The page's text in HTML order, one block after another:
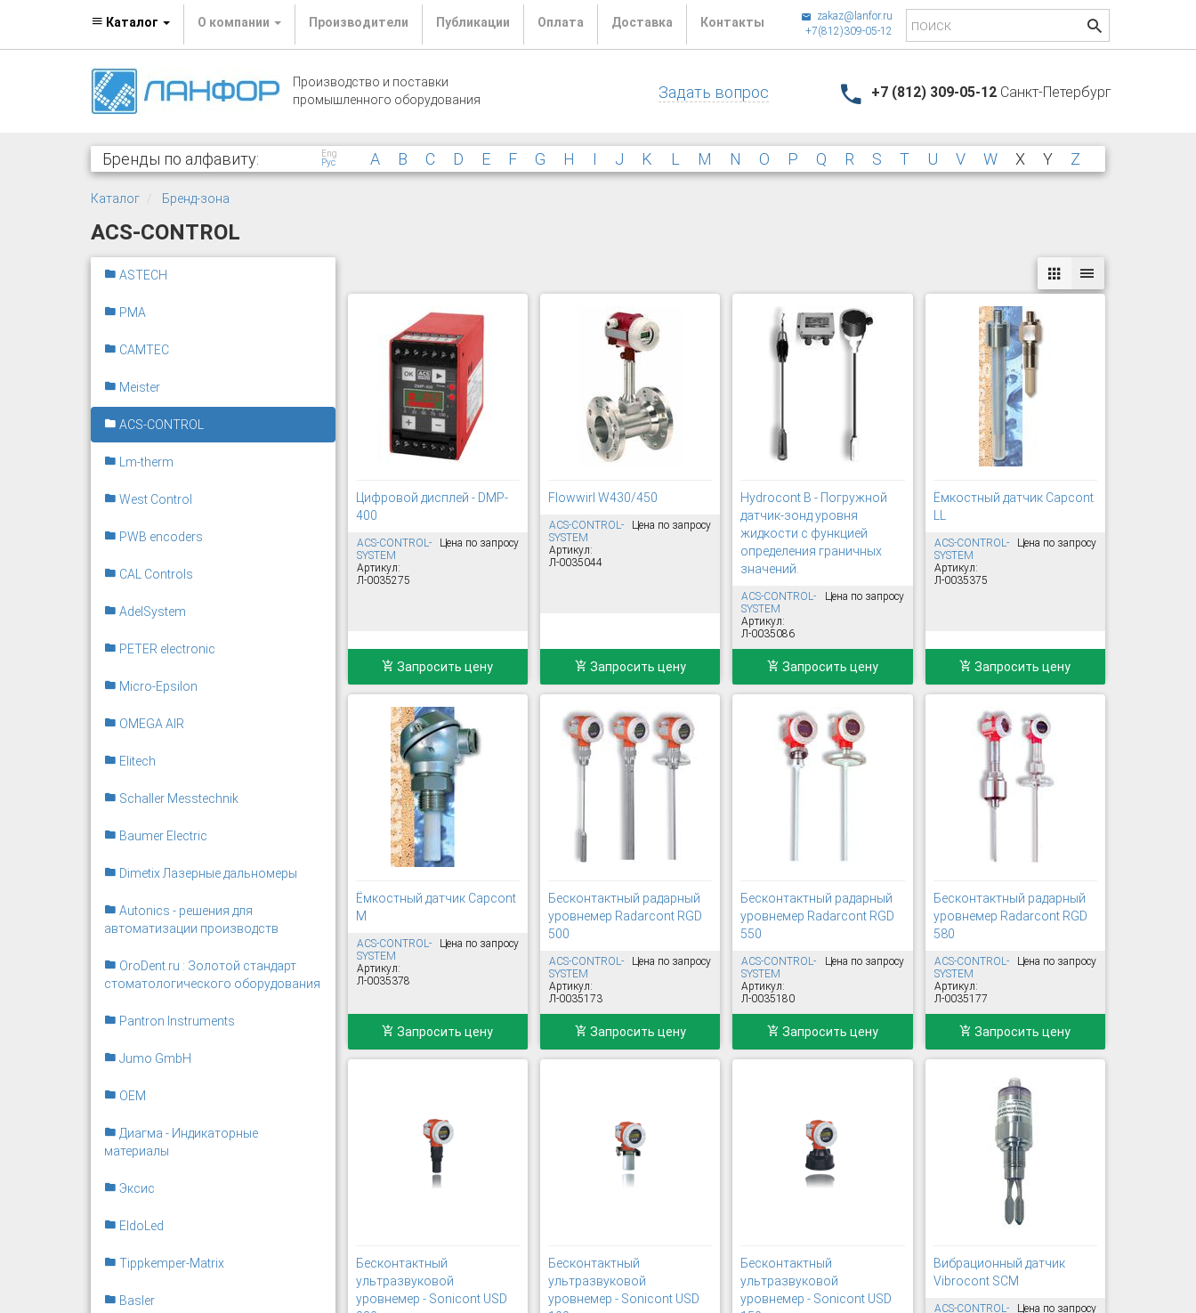
Каталог О компании Производители Публикации Оплата Доставка Контакты
zakaz@lanfor.ru
+7(812)309-05-12
Производство и поставки
промышленного оборудования
Задать вопрос +7 (812) 309-05-12 Санкт-Петербург
Бренды по алфавиту:
Eng
Рус
A B C D E F G H I J K L M N O P Q R S T U VW X Y Z
Каталог Бренд-зона
ACS-CONTROL
ASTECH
PMA
CAMTEC
Meister
ACS-CONTROL
Lm-therm
West Control
PWB encoders
CAL Controls
AdelSystem
PETER electronic
Micro-Epsilon
OMEGA AIR
Elitech
Schaller Messtechnik
Baumer Electric
Dimetix Лазерные дальномеры
Autonics - решения для
автоматизации производств
OroDent.ru : Золотой стандарт
стоматологического оборудования
Pantron Instruments
Jumo GmbH
OEM
Диагма - Индикаторные
материалы
Эксис
EldoLed
Tippkemper-Matrix
Basler
Цифровой дисплей - DMP-
400
ACS-CONTROL-
SYSTEM
Артикул:
Л-0035275
Цена по запросу
Запросить цену
Flowwirl W430/450
ACS-CONTROL-
SYSTEM
Артикул:
Л-0035044
Цена по запросу
Запросить цену
Hydrocont B - Погружной
датчик-зонд уровня
жидкости с функцией
определения граничных
значений.
ACS-CONTROL-
SYSTEM
Артикул:
Л-0035086
Цена по запросу
Запросить цену
Ёмкостный датчик Capcont
ACS-CONTROL-
SYSTEM
Артикул:
Л-0035375
Цена по запросу
Запросить цену
Ёмкостный датчик Capcont
M
ACS-CONTROL-
SYSTEM
Артикул:
Л-0035378
Цена по запросу
Запросить цену
Бесконтактный радарный
уровнемер Radarcont RGD
500
ACS-CONTROL-
SYSTEM
Артикул:
Л-0035173
Цена по запросу
Запросить цену
Бесконтактный радарный
уровнемер Radarcont RGD
550
ACS-CONTROL-
SYSTEM
Артикул:
Л-0035180
Цена по запросу
Запросить цену
Бесконтактный радарный
уровнемер Radarcont RGD
580
ACS-CONTROL-
SYSTEM
Артикул:
Л-0035177
Цена по запросу
Запросить цену
Бесконтактный
ультразвуковой
уровнемер - Sonicont USD
Бесконтактный
ультразвуковой
уровнемер - Sonicont USD
Бесконтактный
ультразвуковой
уровнемер - Sonicont USD
Вибрационный датчик
Vibrocont SCM
ACS-CONTROL-
Цена по запросу